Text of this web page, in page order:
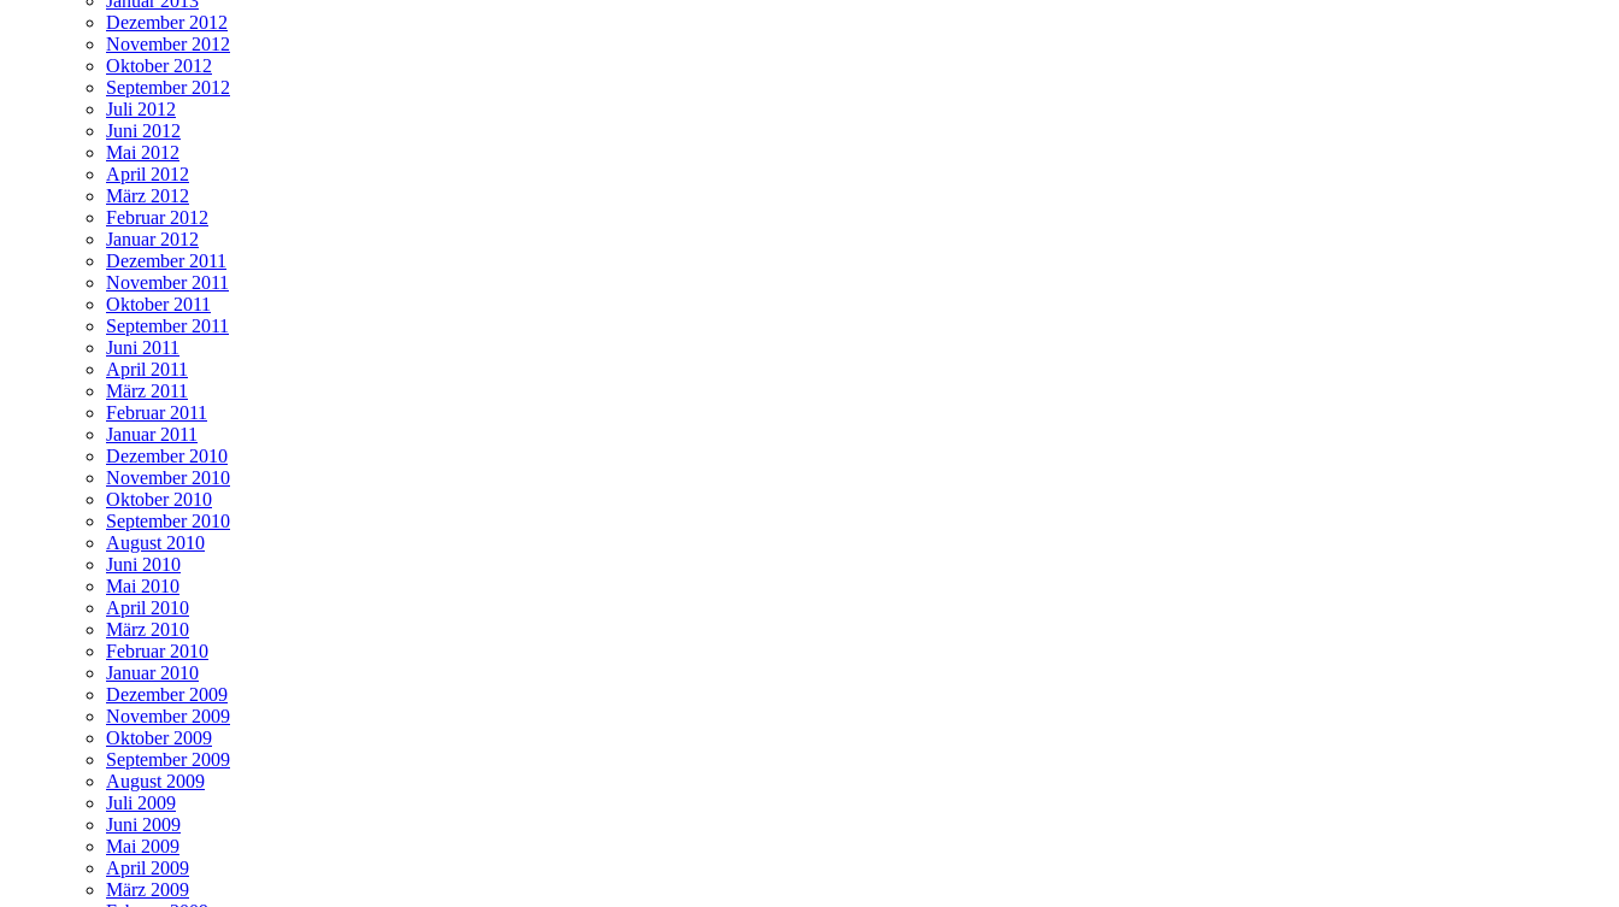
Dezember 2012
November 2012
Oktober 2012
September 2012
Juli 2012
Juni 2012
Mai 2012
April 2012
März 2012
Februar 2012
Januar 2012
Dezember 2011
November 2011
Oktober 2011
September 2011
Juni 2011
April 2011
März 2011
Februar 2011
Januar 2011
Dezember 2010
November 2010
Oktober 2010
September 2010
August 2010
Juni 2010
Mai 2010
April 2010
März 2010
Februar 2010
Januar 2010
Dezember 2009
November 2009
Oktober 2009
September 2009
August 2009
Juli 2009
Juni 2009
Mai 2009
April 2009
März 2009